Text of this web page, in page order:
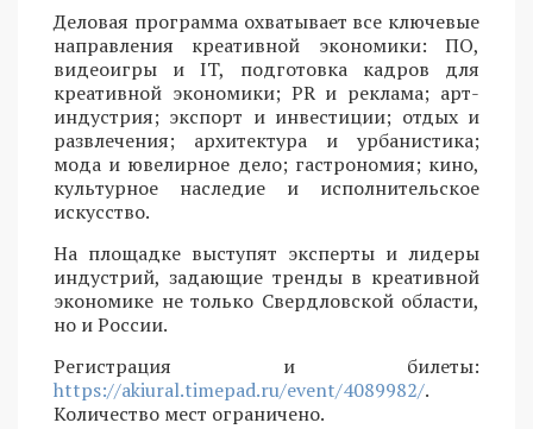
Деловая программа охватывает все ключевые
направления креативной экономики: ПО,
видеоигры и IT, подготовка кадров для
креативной экономики; PR и реклама; арт-
индустрия; экспорт и инвестиции; отдых и
развлечения; архитектура и урбанистика;
мода и ювелирное дело; гастрономия; кино,
культурное наследие и исполнительское
искусство.
На площадке выступят эксперты и лидеры
индустрий, задающие тренды в креативной
экономике не только Свердловской области,
но и России.
Регистрация и билеты:
https://akiural.timepad.ru/event/4089982/.
Количество мест ограничено.